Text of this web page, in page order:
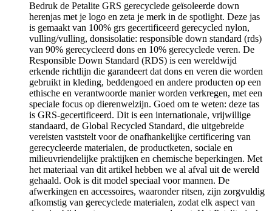
Bedruk de Petalite GRS gerecyclede geïsoleerde down
herenjas met je logo en zeta je merk in de spotlight. Deze jas
is gemaakt van 100% grs gecertificeerd gerecycled nylon,
vulling/vulling, donsisolatie: responsible down standard (rds)
van 90% gerecycleerd dons en 10% gerecyclede veren. De
Responsible Down Standard (RDS) is een wereldwijd
erkende richtlijn die garandeert dat dons en veren die worden
gebruikt in kleding, beddengoed en andere producten op een
ethische en verantwoorde manier worden verkregen, met een
speciale focus op dierenwelzijn. Goed om te weten: deze tas
is GRS-gecertificeerd. Dit is een internationale, vrijwillige
standaard, de Global Recycled Standard, die uitgebreide
vereisten vaststelt voor de onafhankelijke certificering van
gerecycleerde materialen, de productketen, sociale en
milieuvriendelijke praktijken en chemische beperkingen. Met
het materiaal van dit artikel hebben we al afval uit de wereld
gehaald. Ook is dit model speciaal voor mannen. De
afwerkingen en accessoires, waaronder ritsen, zijn zorgvuldig
afkomstig van gerecyclede materialen, zodat elk aspect van